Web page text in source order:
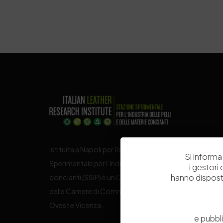
Istituita a Napoli per Regio Decreto nel 1885, la
Sperimentale per l’Industria delle Pelli e delle materie
concianti (SSIP) è un Organismo di Ricerca Nazionale
delle Camere di Commercio di Napoli, Toscana Nord-
Ovest e Vicenza.
Si
i gestori
hanno
e